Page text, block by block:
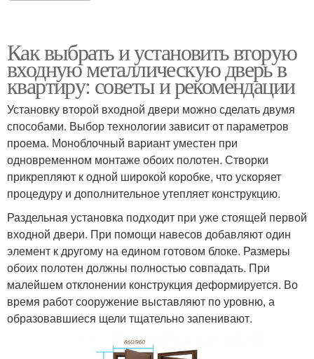
Как выбрать и установить вторую
входную металлическую дверь в
квартиру: советы и рекомендации
Установку второй входной двери можно сделать двумя
способами. Выбор технологии зависит от параметров
проема. Моноблочный вариант уместен при
одновременном монтаже обоих полотен. Створки
прикрепляют к одной широкой коробке, что ускоряет
процедуру и дополнительное утепляет конструкцию.
Раздельная установка подходит при уже стоящей первой
входной двери. При помощи навесов добавляют один
элемент к другому на едином готовом блоке. Размеры
обоих полотен должны полностью совпадать. При
малейшем отклонении конструкция деформируется. Во
время работ сооружение выставляют по уровню, а
образовавшиеся щели тщательно запенивают.